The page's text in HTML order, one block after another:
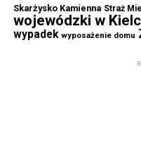
Skarżysko Kamienna Straż
wojewódzki w
wypadek wyposażenie domu